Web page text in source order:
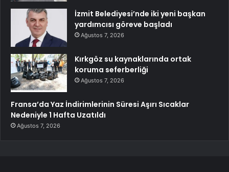
İzmit Belediyesi’nde iki yeni başkan
yardımcısı göreve başladı
Ağustos 7, 2026
Kırkgöz su kaynaklarında ortak
koruma seferberliği
Ağustos 7, 2026
Fransa’da Yaz İndirimlerinin Süresi Aşırı Sıcaklar
Nedeniyle 1 Hafta Uzatıldı
Ağustos 7, 2026